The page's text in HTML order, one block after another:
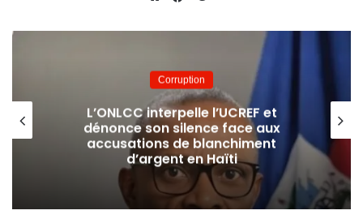
Corruption
L’ONLCC interpelle l’UCREF et
dénonce son silence face aux
accusations de blanchiment
d’argent en Haïti